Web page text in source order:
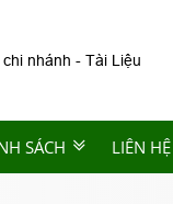
nhánh - Tài Liệu
SÁCH LIÊN HỆ